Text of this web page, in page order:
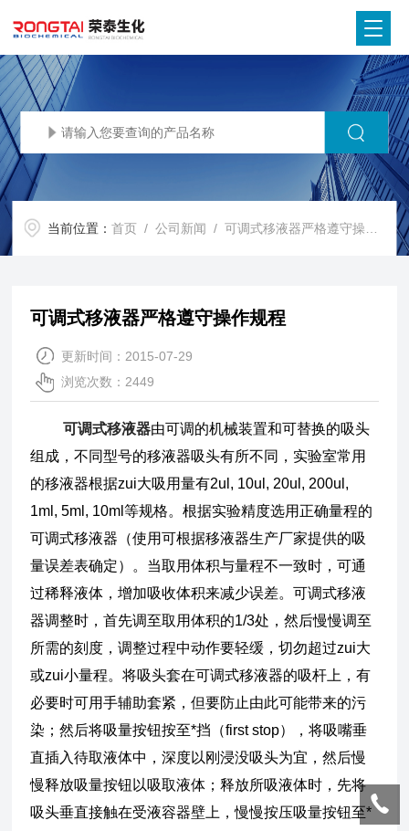
当前位置：首页 /公司新闻 / 可调式移液器严格遵守操作规程
可调式移液器严格遵守操作规程
更新时间：2015-07-29
浏览次数：2449
可调式移液器由可调的机械装置和可替换的吸头
组成，不同型号的移液器吸头有所不同，实验室常用
的移液器根据zui大吸用量有2ul, 10ul, 20ul, 200ul,
1ml, 5ml, 10ml等规格。根据实验精度选用正确量程的
可调式移液器（使用可根据移液器生产厂家提供的吸
量误差表确定）。当取用体积与量程不一致时，可通
过稀释液体，增加吸收体积来减少误差。可调式移液
器调整时，首先调至取用体积的1/3处，然后慢慢调至
所需的刻度，调整过程中动作要轻缓，切勿超过zui大
或zui小量程。将吸头套在可调式移液器的吸杆上，有
必要时可用手辅助套紧，但要防止由此可能带来的污
染；然后将吸量按钮按至*挡（first stop），将吸嘴垂
直插入待取液体中，深度以刚浸没吸头为宜，然后慢
慢释放吸量按钮以吸取液体；释放所吸液体时，先将
吸头垂直接触在受液容器壁上，慢慢按压吸量按钮至*